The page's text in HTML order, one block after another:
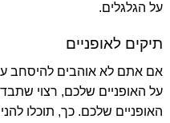
על הגלגלים.
תיקים לאופניים
אם אתם לא אוהבים להיסחב
על האופניים שלכם, רצוי
האופניים שלכם. כך, תוכלו